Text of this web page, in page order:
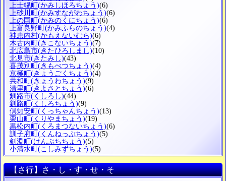
上士幌町(かみしほろちょう)(6)
上砂川町(かみすながわちょう)(6)
上の国町(かみのくにちょう)(6)
上富良野町(かみふらのちょう)(4)
神恵内村(かもえないむら)(6)
木古内町(きこないちょう)(7)
北広島市(きたひろしまし)(10)
北見市(きたみし)(43)
喜茂別町(きもべつちょう)(4)
京極町(きょうごくちょう)(4)
共和町(きょうわちょう)(9)
清里町(きよさとちょう)(6)
釧路市(くしろし)(44)
釧路町(くしろちょう)(9)
倶知安町(くっちゃんちょう)(13)
栗山町(くりやまちょう)(19)
黒松内町(くろまつないちょう)(6)
訓子府町(くんねっぷちょう)(5)
剣淵町(けんぶちちょう)(5)
小清水町(こしみずちょう)(5)
【さ行】さ・し・す・せ・そ